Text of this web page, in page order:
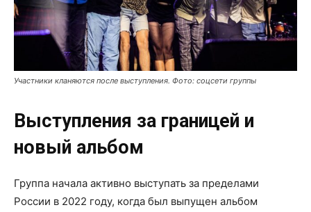
Участники кланяются после выступления. Фото: соцсети группы
Выступления за границей и
новый альбом
Группа начала активно выступать за пределами
России в 2022 году, когда был выпущен альбом